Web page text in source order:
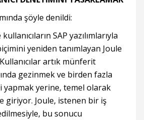
şöyle denildi:
SAP yazılımlarıyla
yeniden tanımlayan Joule
artık münferit
gezinmek ve birden fazla
yapmak yerine, temel olarak
giriyor. Joule, istenen bir iş
bu sonucu